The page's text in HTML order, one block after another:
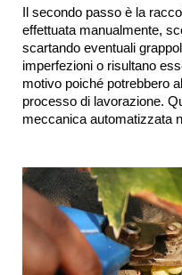
Il secondo passo è la
effettuata manualmente,
scartando eventuali
imperfezioni o risultano
motivo poiché potrebbero
processo di lavorazione.
meccanica automatizzata